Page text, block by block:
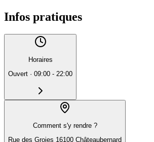
Infos pratiques
Horaires
Ouvert · 09:00 - 22:00
Comment s'y rendre ?
Rue des Groies 16100 Châteaubernard